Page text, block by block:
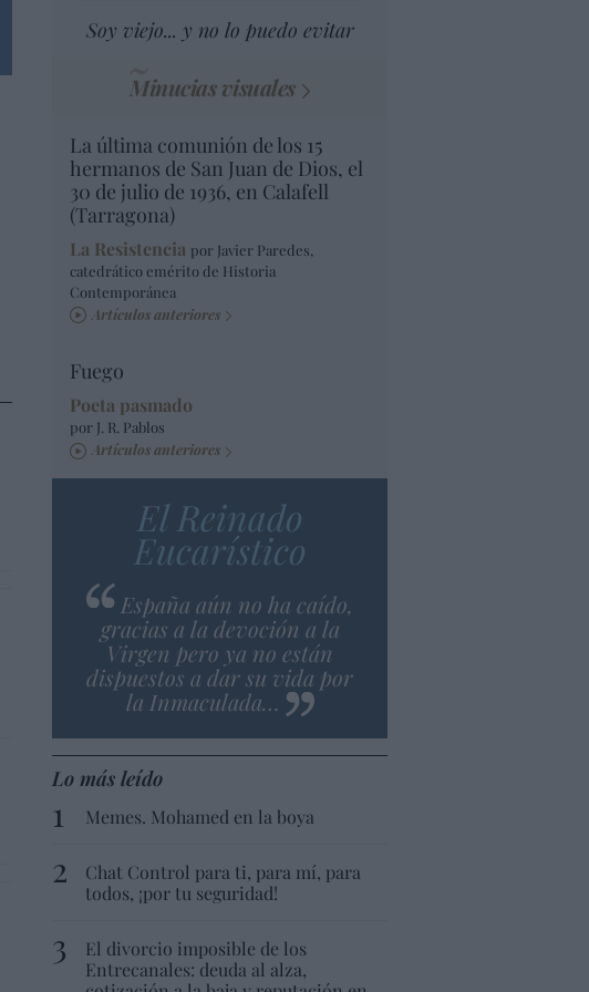
Soy viejo... y no lo puedo evitar
Minucias visuales
La última comunión de los 15
hermanos de San Juan de Dios, el
30 de julio de 1936, en Calafell
(Tarragona)
La Resistencia por Javier Paredes,
catedrático emérito de Historia
Contemporánea
Artículos anteriores
Fuego
Poeta pasmado
por J. R. Pablos
Artículos anteriores
El Reinado
Eucarístico
España aún no ha caído,
gracias a la devoción a la
Virgen pero ya no están
dispuestos a dar su vida por
la Inmaculada…
Lo más leído
Memes. Mohamed en la boya
Chat Control para ti, para mí, para
todos, ¡por tu seguridad!
El divorcio imposible de los
Entrecanales: deuda al alza,